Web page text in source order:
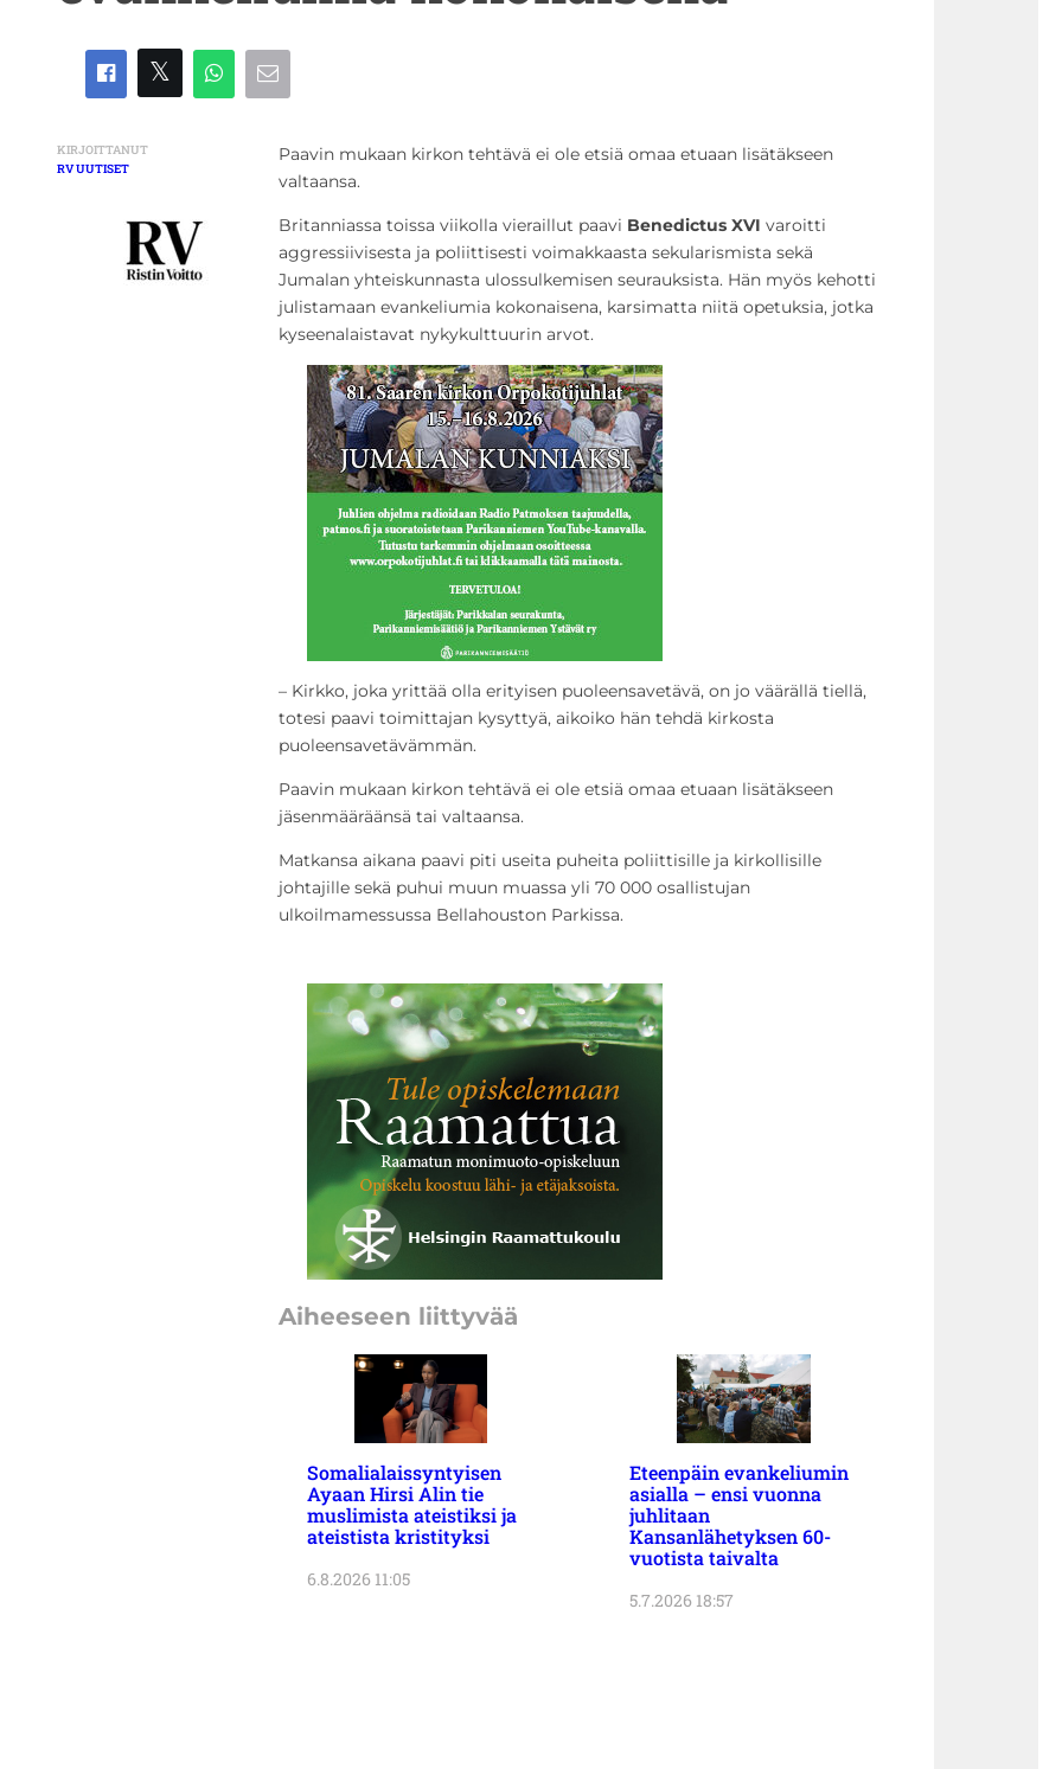
KIRJOITTANUT
RV UUTISET
Paavin mukaan kirkon tehtävä ei ole etsiä omaa etuaan lisätäkseen
valtaansa.
Britanniassa toissa viikolla vieraillut paavi Benedictus XVI varoitti
aggressiivisesta ja poliittisesti voimakkaasta sekularismista sekä
Jumalan yhteiskunnasta ulossulkemisen seurauksista. Hän myös kehotti
julistamaan evankeliumia kokonaisena, karsimatta niitä opetuksia, jotka
kyseenalaistavat nykykulttuurin arvot.
– Kirkko, joka yrittää olla erityisen puoleensavetävä, on jo väärällä tiellä,
totesi paavi toimittajan kysyttyä, aikoiko hän tehdä kirkosta
puoleensavetävämmän.
Paavin mukaan kirkon tehtävä ei ole etsiä omaa etuaan lisätäkseen
jäsenmääräänsä tai valtaansa.
Matkansa aikana paavi piti useita puheita poliittisille ja kirkollisille
johtajille sekä puhui muun muassa yli 70 000 osallistujan
ulkoilmamessussa Bellahouston Parkissa.
Aiheeseen liittyvää
Somalialaissyntyisen
Ayaan Hirsi Alin tie
muslimista ateistiksi ja
ateistista kristityksi
6.8.2026 11:05
Eteenpäin evankeliumin
asialla – ensi vuonna
juhlitaan
Kansanlähetyksen 60-
vuotista taivalta
5.7.2026 18:57